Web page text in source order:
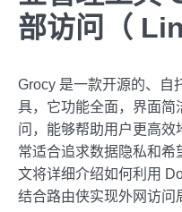
部访问（
Grocy 是一款开源的、自
具，它功能全面，界面简
问，能够帮助用户更高
常适合追求数据隐私和
文将详细介绍如何利用
结合路由侠实现外网访问